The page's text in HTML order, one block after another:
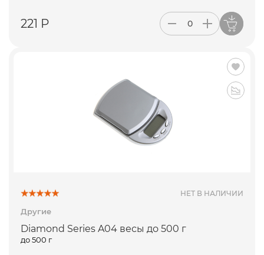
221 Р
НЕТ В НАЛИЧИИ
Другие
Diamond Series A04 весы до 500 г
до 500 г